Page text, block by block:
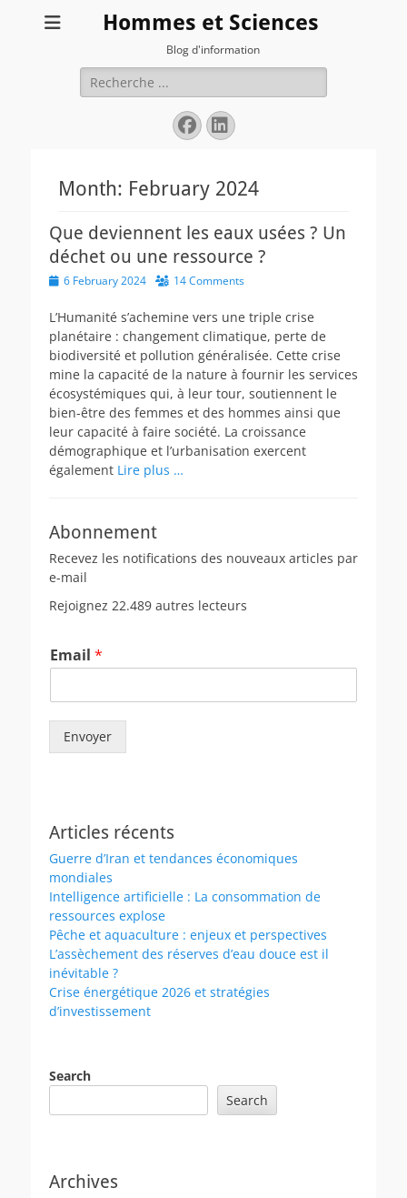
Hommes et Sciences
Blog d'information
Search
for:
Facebook
LinkedIn
Month: February 2024
Que deviennent les eaux usées ? Un
déchet ou une ressource ?
Posted
6 February 2024 14 Comments
L’Humanité s’achemine vers une triple crise
planétaire : changement climatique, perte de
biodiversité et pollution généralisée. Cette crise
mine la capacité de la nature à fournir les services
écosystémiques qui, à leur tour, soutiennent le
bien-être des femmes et des hommes ainsi que
leur capacité à faire société. La croissance
démographique et l’urbanisation exercent
également Lire plus …
Abonnement
Recevez les notifications des nouveaux articles par
e-mail
Rejoignez 22.489 autres lecteurs
Email *
Envoyer
Articles récents
Guerre d’Iran et tendances économiques
mondiales
Intelligence artificielle : La consommation de
ressources explose
Pêche et aquaculture : enjeux et perspectives
L’assèchement des réserves d’eau douce est il
inévitable ?
Crise énergétique 2026 et stratégies
d’investissement
Search
Search
Archives